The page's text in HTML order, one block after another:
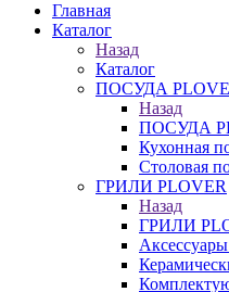
Главная
Каталог
Назад
Каталог
ПОСУДА
Назад
ПОСУДА
Кухонная
Столовая
ГРИЛИ PLOVER
Назад
ГРИЛИ